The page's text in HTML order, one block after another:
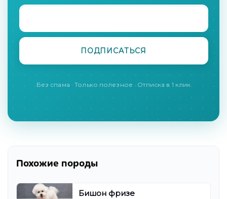
Без спама · Только полезное · Отписка в 1 клик
Похожие породы
Бишон фризе